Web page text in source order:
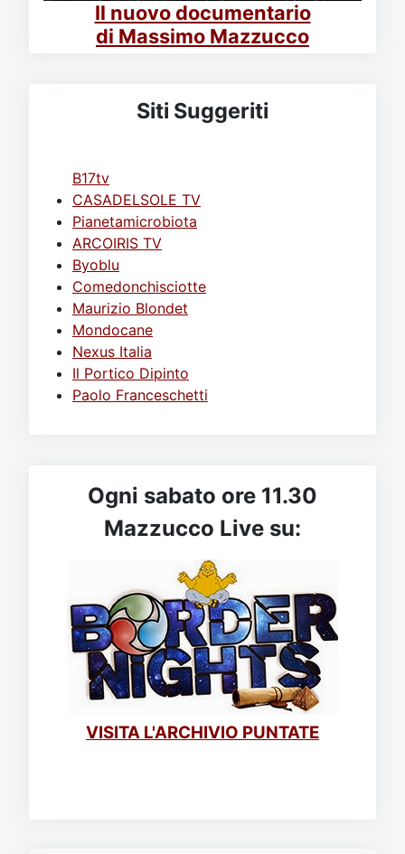
Il nuovo documentario
di Massimo Mazzucco
Siti Suggeriti
B17tv
CASADELSOLE TV
Pianetamicrobiota
ARCOIRIS TV
Byoblu
Comedonchisciotte
Maurizio Blondet
Mondocane
Nexus Italia
Il Portico Dipinto
Paolo Franceschetti
Ogni sabato ore 11.30
Mazzucco Live su:
VISITA L'ARCHIVIO PUNTATE